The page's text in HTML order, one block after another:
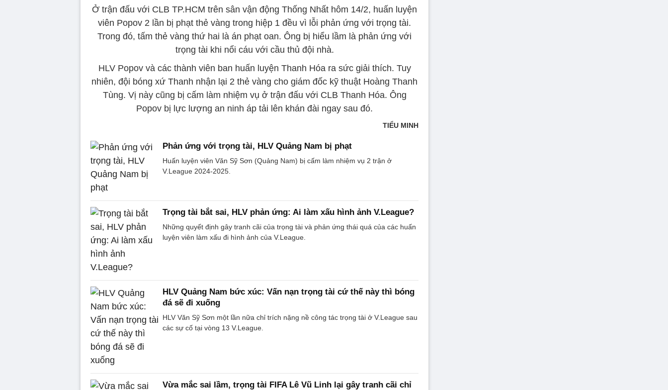
Ở trận đấu với CLB TP.HCM trên sân vận động Thống Nhất hôm 14/2, huấn luyện
viên Popov 2 lần bị phạt thẻ vàng trong hiệp 1 đều vì lỗi phản ứng với trọng tài.
Trong đó, tấm thẻ vàng thứ hai là án phạt oan. Ông bị hiểu lầm là phản ứng với
trọng tài khi nổi cáu với cầu thủ đội nhà.
HLV Popov và các thành viên ban huấn luyện Thanh Hóa ra sức giải thích. Tuy
nhiên, đội bóng xứ Thanh nhận lại 2 thẻ vàng cho giám đốc kỹ thuật Hoàng Thanh
Tùng. Vị này cũng bị cấm làm nhiệm vụ ở trận đấu với CLB Thanh Hóa. Ông
Popov bị lực lượng an ninh áp tải lên khán đài ngay sau đó.
TIỂU MINH
Phản ứng với trọng tài, HLV Quảng Nam bị phạt
Huấn luyện viên Văn Sỹ Sơn (Quảng Nam) bị cấm làm nhiệm vụ 2 trận ở
V.League 2024-2025.
Trọng tài bắt sai, HLV phản ứng: Ai làm xấu hình ảnh V.League?
Những quyết định gây tranh cãi của trọng tài và phản ứng thái quá của các huấn
luyện viên làm xấu đi hình ảnh của V.League.
HLV Quảng Nam bức xúc: Vấn nạn trọng tài cứ thế này thì bóng
đá sẽ đi xuống
HLV Văn Sỹ Sơn một lần nữa chỉ trích nặng nề công tác trọng tài ở V.League sau
các sự cố tại vòng 13 V.League.
Vừa mắc sai lầm, trọng tài FIFA Lê Vũ Linh lại gây tranh cãi chỉ